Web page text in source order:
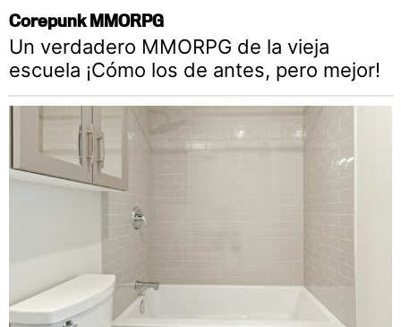
Corepunk MMORPG
Un verdadero MMORPG de la vieja
escuela ¡Cómo los de antes, pero mejor!